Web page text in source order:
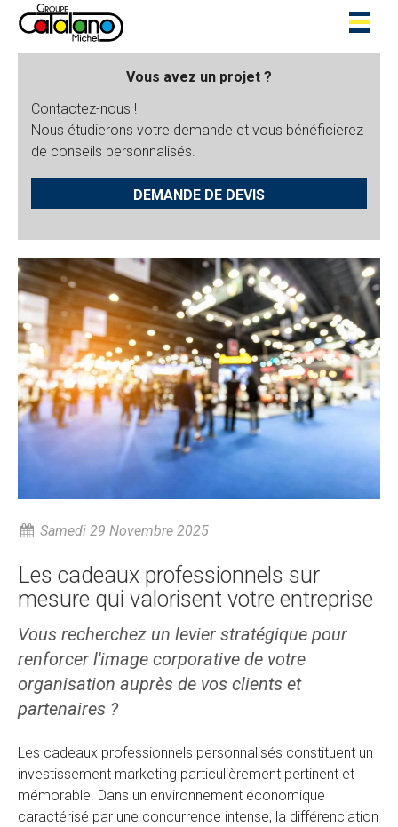
Vous avez un projet ?
Contactez-nous !
Nous étudierons votre demande et vous bénéficierez
de conseils personnalisés.
DEMANDE DE DEVIS
Samedi 29 Novembre 2025
Les cadeaux professionnels sur
mesure qui valorisent votre entreprise
Vous recherchez un levier stratégique pour
renforcer l'image corporative de votre
organisation auprès de vos clients et
partenaires ?
Les cadeaux professionnels personnalisés constituent un
investissement marketing particulièrement pertinent et
mémorable. Dans un environnement économique
caractérisé par une concurrence intense, la différenciation